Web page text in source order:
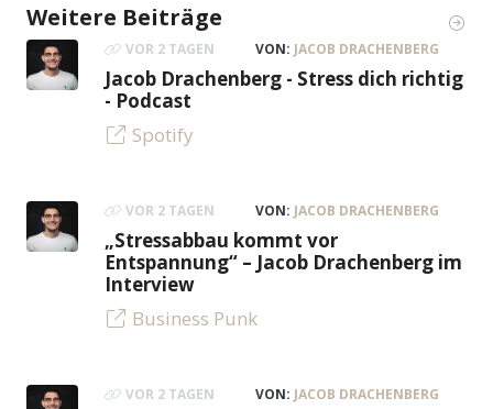
Weitere Beiträge
VOR 2 TAGEN VON: JACOB DRACHENBERG
Jacob Drachenberg - Stress dich richtig
- Podcast
Spotify
VOR 2 TAGEN VON: JACOB DRACHENBERG
„Stressabbau kommt vor
Entspannung“ – Jacob Drachenberg im
Interview
Business Punk
VOR 2 TAGEN VON: JACOB DRACHENBERG